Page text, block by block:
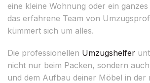
eine kleine Wohnung oder ein
das erfahrene Team von
kümmert sich um alles.
Die professionellen Umzugshelfer
nicht nur beim Packen, sondern
und dem Aufbau deiner Möbel in der